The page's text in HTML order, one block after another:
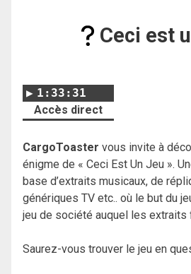
Ceci est
1:33:31
Accès direct
CargoToaster vous invite à
énigme de « Ceci Est Un Jeu ».
base d’extraits musicaux, de
génériques TV etc.. où le but du
jeu de société auquel les extraits
Saurez-vous trouver le jeu en